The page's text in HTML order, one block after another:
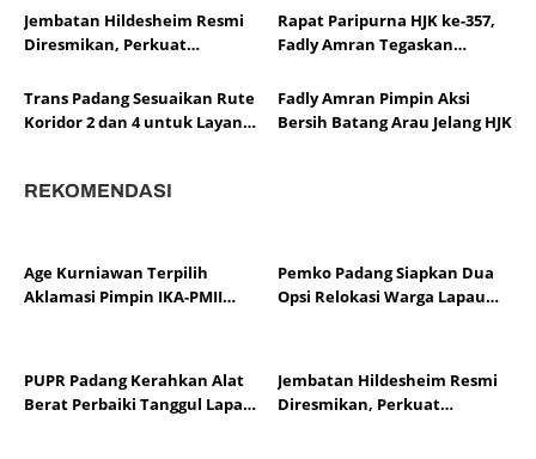
Jembatan Hildesheim Resmi
Diresmikan, Perkuat
Kota Hildesheim
Rapat Paripurna HJK ke-357,
Fadly Amran Tegaskan
Arah Baru Kota Padang
Trans Padang Sesuaikan Rute
Koridor 2 dan 4 untuk Layani
Fadly Amran Pimpin Aksi
Bersih Batang Arau Jelang HJK
REKOMENDASI
Age Kurniawan Terpilih
Aklamasi Pimpin IKA-PMII
Pemko Padang Siapkan Dua
Opsi Relokasi Warga Lapau
PUPR Padang Kerahkan Alat
Berat Perbaiki Tanggul Lapau
Jembatan Hildesheim Resmi
Diresmikan, Perkuat